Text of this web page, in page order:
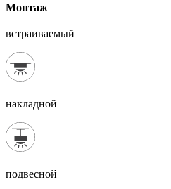
Монтаж
встраиваемый
накладной
подвесной